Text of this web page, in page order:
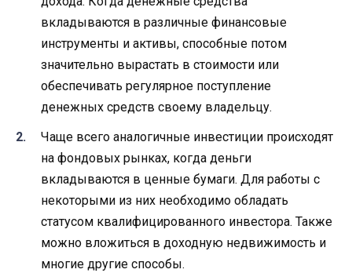
вкладываются в различные финансовые
инструменты и активы, способные потом
значительно вырастать в стоимости или
обеспечивать регулярное поступление
денежных средств своему владельцу.
Чаще всего аналогичные инвестиции происходят
на фондовых рынках, когда деньги
вкладываются в ценные бумаги. Для работы с
некоторыми из них необходимо обладать
статусом квалифицированного инвестора. Также
можно вложиться в доходную недвижимость и
многие другие способы.